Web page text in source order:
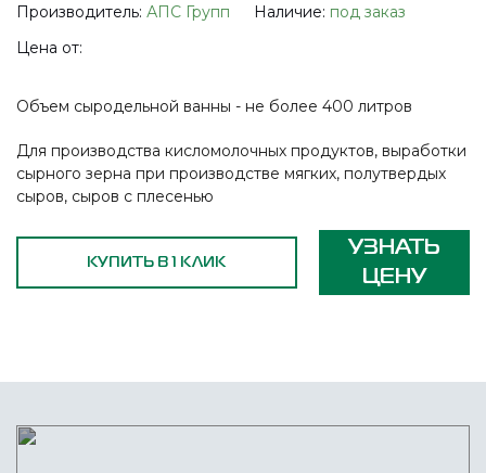
Производитель: АПС Групп Наличие: под заказ
Цена от:
Объем сыродельной ванны - не более 400 литров
Для производства кисломолочных продуктов, выработки
сырного зерна при производстве мягких, полутвердых
сыров, сыров с плесенью
КУПИТЬ В 1 КЛИК
УЗНАТЬ
ЦЕНУ